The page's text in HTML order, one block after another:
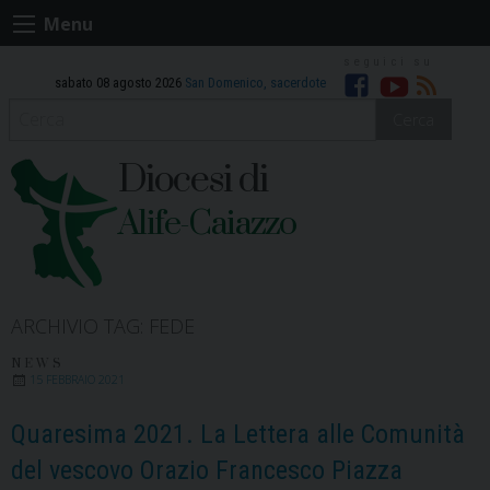
Skip
to
Menu
sabato 08 agosto 2026 San Domenico, sacerdote Facebook
Youtube
RSS
Diocesi di
Alife-Caiazzo
15 FEBBRAIO 2021
Quaresima 2021. La Lettera alle Comunità
del vescovo Orazio Francesco Piazza